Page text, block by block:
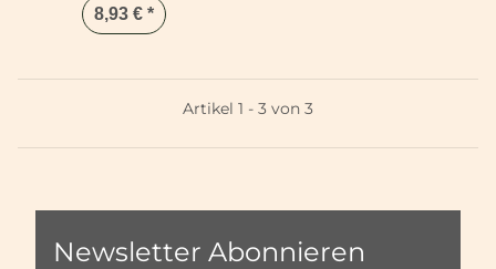
8,93 € *
Artikel 1 - 3 von 3
Newsletter Abonnieren